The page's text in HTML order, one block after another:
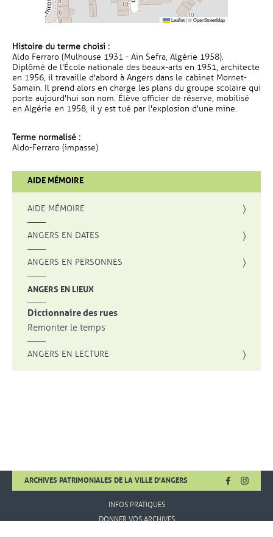
Leaflet|©OpenStreetMap
Histoire du terme choisi :
Aldo Ferraro (Mulhouse 1931 - Aïn Sefra, Algérie 1958).
Diplômé de l'École nationale des beaux-arts en 1951, architecte
en 1956, il travaille d'abord à Angers dans le cabinet Mornet-
Samain. Il prend alors en charge les plans du groupe scolaire qui
porte aujourd'hui son nom. Élève officier de réserve, mobilisé
en Algérie en 1958, il y est tué par l'explosion d'une mine.
Terme normalisé :
Aldo-Ferraro (impasse)
AIDE MÉMOIRE
AIDE MÉMOIRE
ANGERS EN DATES
ANGERS EN PERSONNES
ANGERS EN LIEUX
Dictionnaire des rues
Remonter le temps
ANGERS EN LECTURE
ARCHIVES PATRIMONIALES DE LA VILLE D'ANGERS FACEBOOK
, OUVRE
,
INFOS PRATIQUES
DONNER VOS ARCHIVES